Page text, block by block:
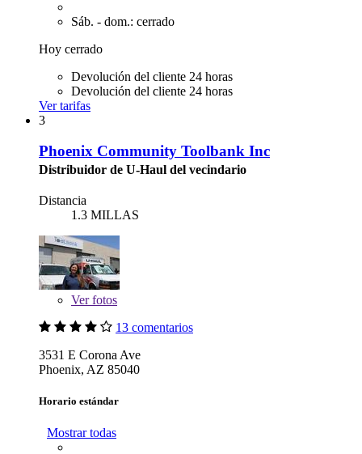
Sáb. - dom.: cerrado
Hoy cerrado
Devolución del cliente 24 horas
Devolución del cliente 24 horas
Ver tarifas
3
Phoenix Community Toolbank Inc
Distribuidor de U-Haul del vecindario
Distancia
1.3 MILLAS
Verfotos
13 comentarios
3531 E Corona Ave
Phoenix, AZ 85040
Horario estándar
Mostrar todas